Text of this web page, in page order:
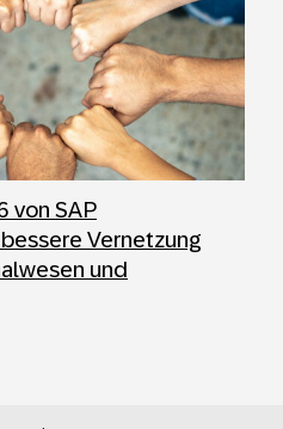
von SAP
Vernetzung
und